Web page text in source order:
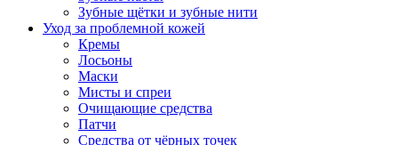
Зубные щётки и зубные нити
Уход за проблемной кожей
Кремы
Лосьоны
Маски
Мисты и спреи
Очищающие средства
Патчи
Средства от чёрных точек